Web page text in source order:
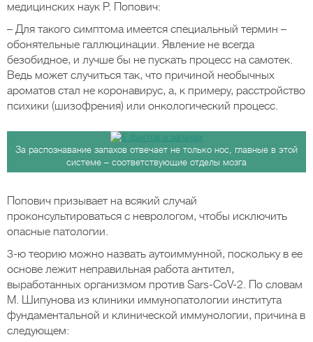
медицинских наук Р. Попович:
– Для такого симптома имеется специальный термин –
обонятельные галлюцинации. Явление не всегда
безобидное, и лучше бы не пускать процесс на самотек.
Ведь может случиться так, что причиной необычных
ароматов стал не коронавирус, а, к примеру, расстройство
психики (шизофрения) или онкологический процесс.
За распознавание запахов отвечает не только нос, главные в этой
системе – соответствующие отделы мозга
Попович призывает на всякий случай
проконсультироваться с неврологом, чтобы исключить
опасные патологии.
3-ю теорию можно назвать аутоиммунной, поскольку в ее
основе лежит неправильная работа антител,
выработанных организмом против Sars-CoV-2. По словам
М. Шипунова из клиники иммунопатологии института
фундаментальной и клинической иммунологии, причина в
следующем: